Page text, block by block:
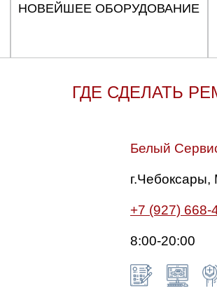
НОВЕЙШЕЕ ОБОРУДОВАНИЕ
ГДЕ СДЕЛАТЬ
Белый
+7 (927) 668-
8:00-20:00